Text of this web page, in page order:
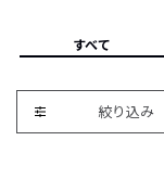
すべて
絞り込み